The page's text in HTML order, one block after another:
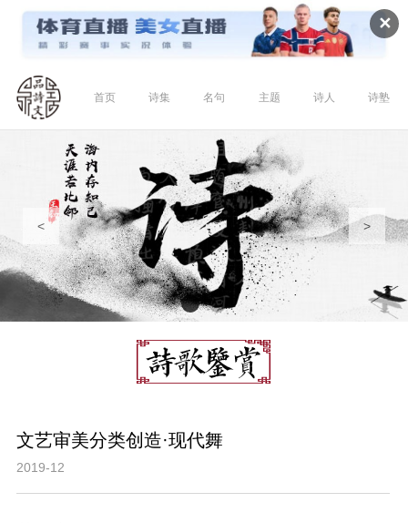
✕
首页 诗集 名句 主题 诗人 诗塾
< >
文艺审美分类创造·现代舞
2019-12